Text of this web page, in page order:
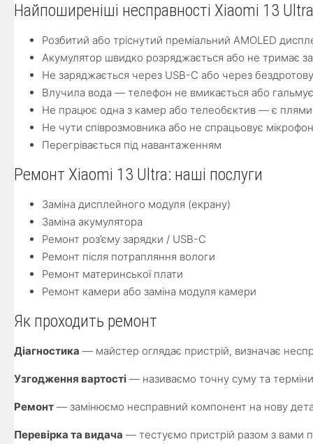
Найпоширеніші несправності Xiaomi 13 Ultra
Розбитий або тріснутий преміальний AMOLED
Акумулятор швидко розряджається або не тримає
Не заряджається через USB-C або через
Влучила вода — телефон не вмикається або гальмує
Не працює одна з камер або телеобєктив — є
Не чути співрозмовника або не спрацьовує мікрофон
Перегрівається під навантаженням
Ремонт Xiaomi 13 Ultra: наші послуги
Заміна дисплейного модуля (екрану)
Заміна акумулятора
Ремонт роз’єму зарядки / USB-C
Ремонт після потрапляння вологи
Ремонт материнської плати
Ремонт камери або заміна модуля камери
Як проходить ремонт
Діагностика — майстер оглядає пристрій, визначає
Узгодження вартості — називаємо точну суму та
Ремонт — замінюємо несправний компонент на нову
Перевірка та видача — тестуємо пристрій разом з вами